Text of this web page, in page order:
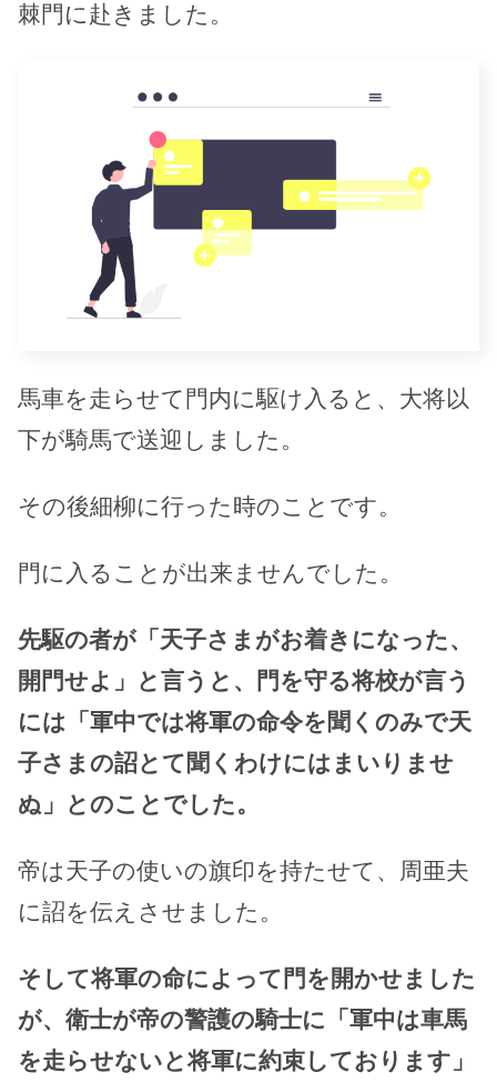
棘門に赴きました。
馬車を走らせて門内に駆け入ると、大将以
下が騎馬で送迎しました。
その後細柳に行った時のことです。
門に入ることが出来ませんでした。
先駆の者が「天子さまがお着きになった、
開門せよ」と言うと、門を守る将校が言う
には「軍中では将軍の命令を聞くのみで天
子さまの詔とて聞くわけにはまいりませ
ぬ」とのことでした。
帝は天子の使いの旗印を持たせて、周亜夫
に詔を伝えさせました。
そして将軍の命によって門を開かせました
が、衛士が帝の警護の騎士に「軍中は車馬
を走らせないと将軍に約束しております」